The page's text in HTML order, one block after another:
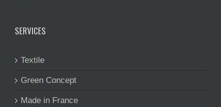
SERVICES
Textile
Green Concept
Made in France